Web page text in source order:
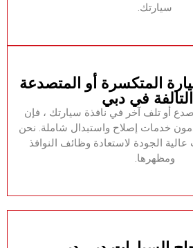
سيارتك.‏
المتكسرة أو المتصدعة
في دبي‏
أو تلف آخر في نافذة سيارتك ، فإن
خدمات إصلاح واستبدال شاملة.‏ ‏نحن
الجودة لاستعادة وظائف النوافذ
ومظهرها.‏